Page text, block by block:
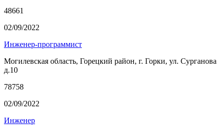
48661
02/09/2022
Инженер-программист
Могилевская область, Горецкий район, г. Горки, ул. Сурганова
д.10
78758
02/09/2022
Инженер